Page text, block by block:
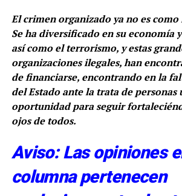
El crimen organizado ya no es
Se ha diversificado en su economía
así como el terrorismo, y estas
organizaciones ilegales, han
de financiarse, encontrando en la
del Estado ante la trata de personas
oportunidad para seguir
ojos de todos.
Aviso: Las opiniones
columna pertenecen